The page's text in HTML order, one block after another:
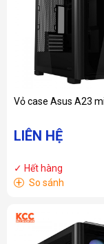
Vỏ case Asus A23
LIÊN HỆ
✓ Hết hàng
+ So sánh